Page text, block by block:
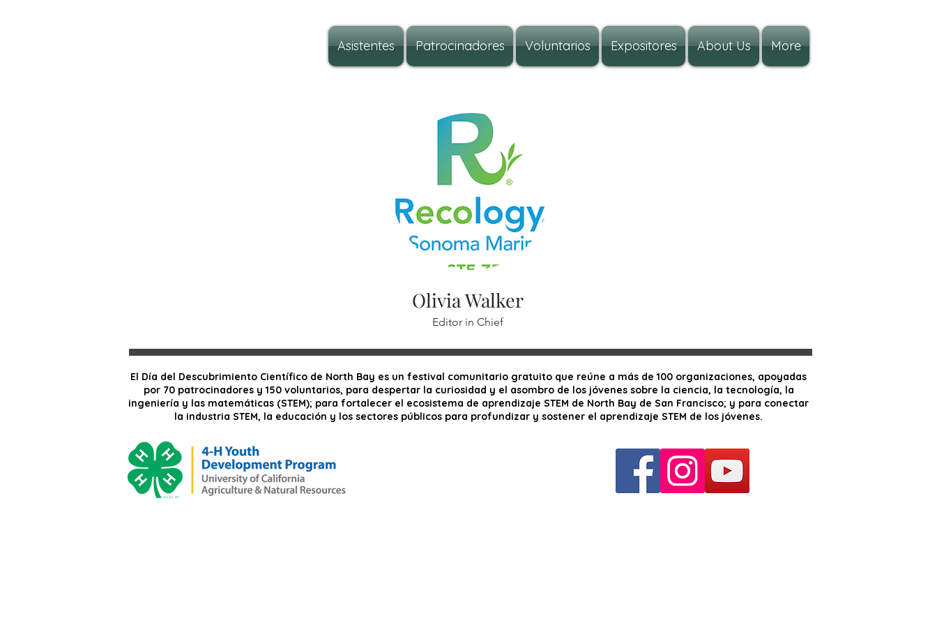
Asistentes Patrocinadores Voluntarios Expositores About Us More
Olivia Walker
Editor in Chief
El Día del Descubrimiento Científico de North Bay es un festival comunitario gratuito que reúne a más de 100 organizaciones, apoyadas
por 70 patrocinadores y 150 voluntarios, para despertar la curiosidad y el asombro de los jóvenes sobre la ciencia, la tecnología, la
ingeniería y las matemáticas (STEM); para fortalecer el ecosistema de aprendizaje STEM de North Bay de San Francisco; y para conectar
la industria STEM, la educación y los sectores públicos para profundizar y sostener el aprendizaje STEM de los jóvenes.